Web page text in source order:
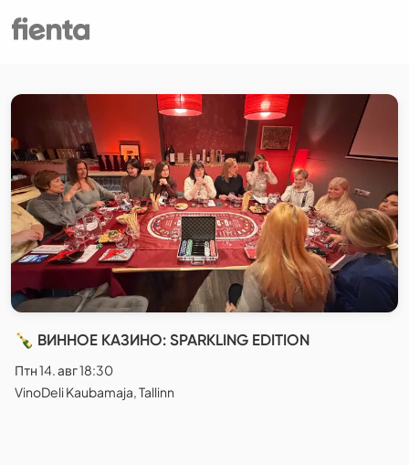
🍾 ВИННОЕ КАЗИНО: SPARKLING EDITION
Птн 14. авг 18:30
VinoDeli Kaubamaja, Tallinn